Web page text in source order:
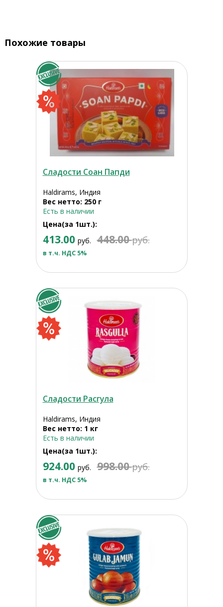
Похожие товары
Сладости Соан Папди
Haldirams, Индия
Вес нетто: 250 г
Есть в наличии
Цена(за 1шт.):
413.00 руб. 448.00руб.
в т.ч. НДС 5%
Сладости Расгула
Haldirams, Индия
Вес нетто: 1 кг
Есть в наличии
Цена(за 1шт.):
924.00 руб. 998.00руб.
в т.ч. НДС 5%